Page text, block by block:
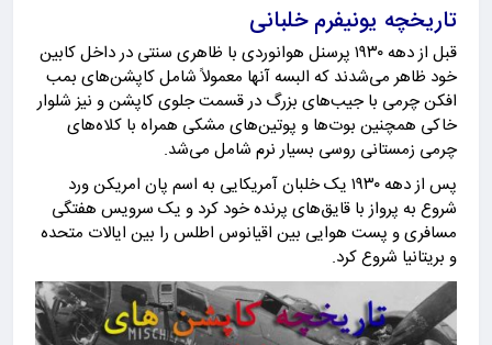
‎قبل از دهه ۱۹۳۰ پرسنل هوانوردی با ظاهری سنتی در داخل کابین
خود ظاهر می‌شدند که البسه آنها معمولاً شامل کاپشن‌های بمب
افکن چرمی با جیب‌های بزرگ در قسمت جلوی کاپشن و نیز شلوار
خاکی همچنین بوت‌ها و پوتین‌های مشکی همراه با کلاه‌های
چرمی زمستانی روسی بسیار نرم شامل می‌شد.
‎پس از دهه ۱۹۳۰ یک خلبان آمریکایی به اسم پان امریکن ورد
شروع به پرواز با قایق‌های پرنده خود کرد و یک سرویس هفتگی
مسافری و پست هوایی بین اقیانوس اطلس را بین ایالات متحده
و بریتانیا شروع کرد.